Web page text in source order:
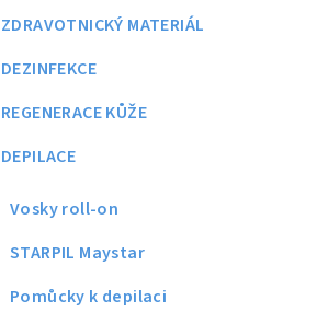
ZDRAVOTNICKÝ MATERIÁL
DEZINFEKCE
REGENERACE KŮŽE
DEPILACE
Vosky roll-on
STARPIL Maystar
Pomůcky k depilaci